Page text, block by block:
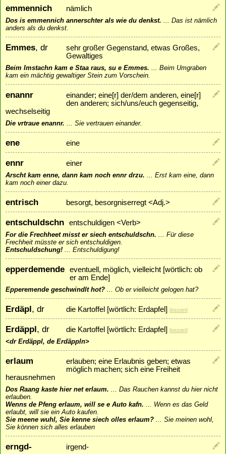
emmennich nämlich
Dos is emmennich annerschter als wie du denkst.
Das ist nämlich
anders als du denkst.
Emmes, dr
sehr großer Gegenstand, etwas Großes,
Gewaltiges
Beim Imstachn kam e Staa raus, su e Emmes.
Beim Umgraben
kam ein mächtig gewaltiger Stein zum Vorschein.
enannr
einander; eine[r] der/dem anderen, eine[r]
den anderen; sich/uns/euch gegenseitig,
wechselseitig
Die vrtraue enannr. Sie vertrauen einander.
ene eine
ennr einer
Arscht kam enne, dann kam noch ennr drzu.
Erst kam eine, dann
kam noch einer dazu.
entrisch besorgt, besorgniserregt <Adj.>
entschuldschn entschuldigen <Verb>
For die Frechheet misst er siech entschuldschn.
Für diese
Frechheit müsste er sich entschuldigen.
Entschuldschung!
Entschuldigung!
epperdemende
eventuell, möglich, vielleicht [wörtlich: ob
er am Ende]
Epperemende geschwindlt hot? Ob er vielleicht gelogen hat?
Erdäpl, dr die Kartoffel [wörtlich: Erdapfel] [essen]
Erdäppl, dr die Kartoffel [wörtlich: Erdapfel] [essen]
<dr Erdäppl, de Erdäppln>
erlaum
erlauben; eine Erlaubnis geben; etwas
möglich machen; sich eine Freiheit
herausnehmen
Dos Raang kaste hier net erlaum.
Das Rauchen kannst du hier nicht
erlauben.
Wenns de Pfeng erlaum, will se e Auto kafn.
Wenn es das Geld
erlaubt, will sie ein Auto kaufen.
Sie meene wuhl, Sie kenne siech olles erlaum?
Sie meinen wohl,
Sie können sich alles erlauben
erngd- irgend-